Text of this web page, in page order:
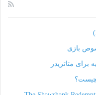
بازی
متاتریدر